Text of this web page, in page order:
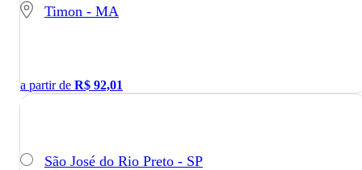
Timon - MA
a partir de R$ 92,01
São José do Rio Preto - SP